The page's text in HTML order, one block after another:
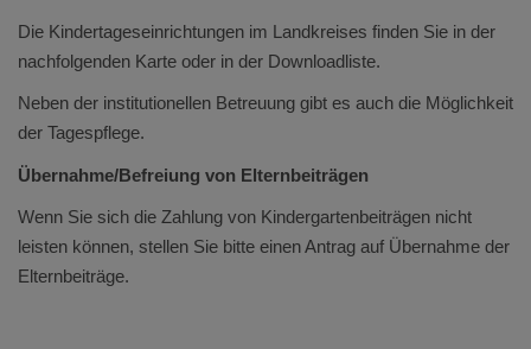
Die Kindertageseinrichtungen im Landkreises finden Sie in der
nachfolgenden Karte oder in der Downloadliste.
Neben der institutionellen Betreuung gibt es auch die Möglichkeit
der Tagespflege.
Übernahme/Befreiung von Elternbeiträgen
Wenn Sie sich die Zahlung von Kindergartenbeiträgen nicht
leisten können, stellen Sie bitte einen Antrag auf Übernahme der
Elternbeiträge.